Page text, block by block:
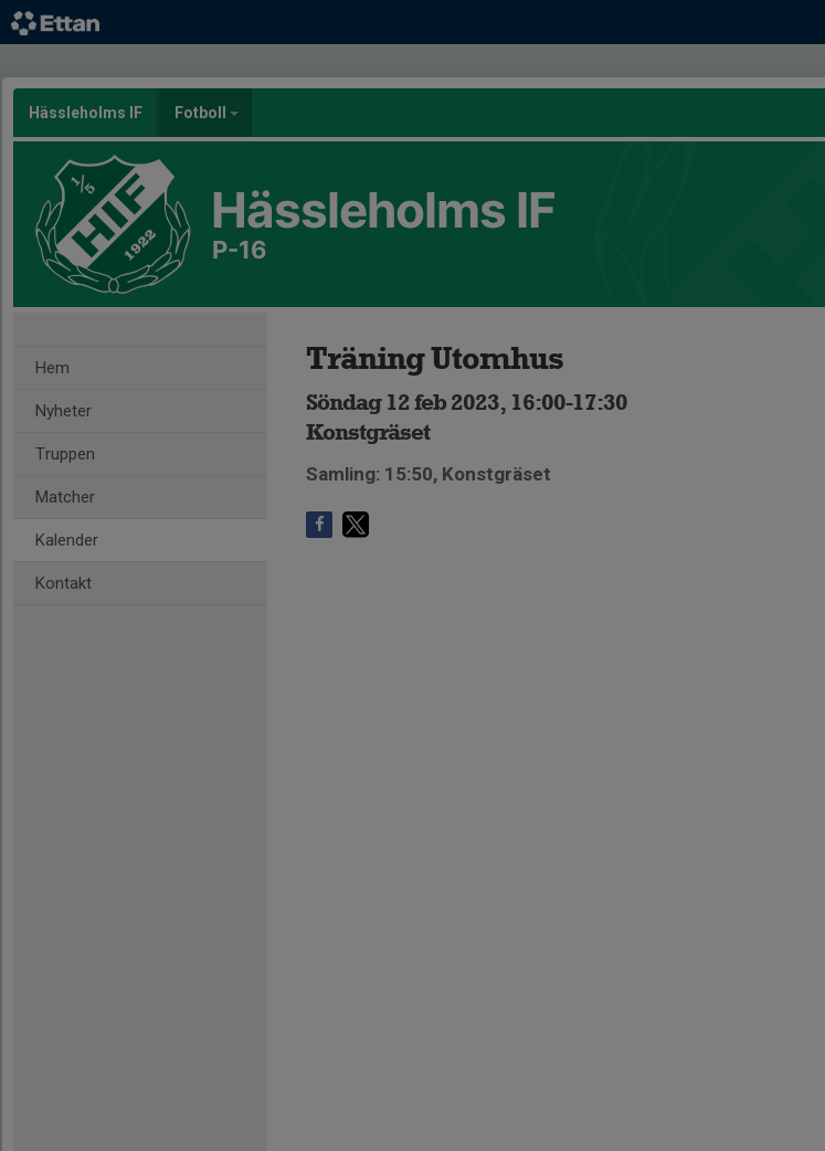
Hässleholms IF Fotboll
Hässleholms IF
P-16
Hem
Nyheter
Truppen
Matcher
Kalender
Kontakt
Träning Utomhus
Söndag 12 feb 2023, 16:00-17:30
Konstgräset
Samling: 15:50, Konstgräset